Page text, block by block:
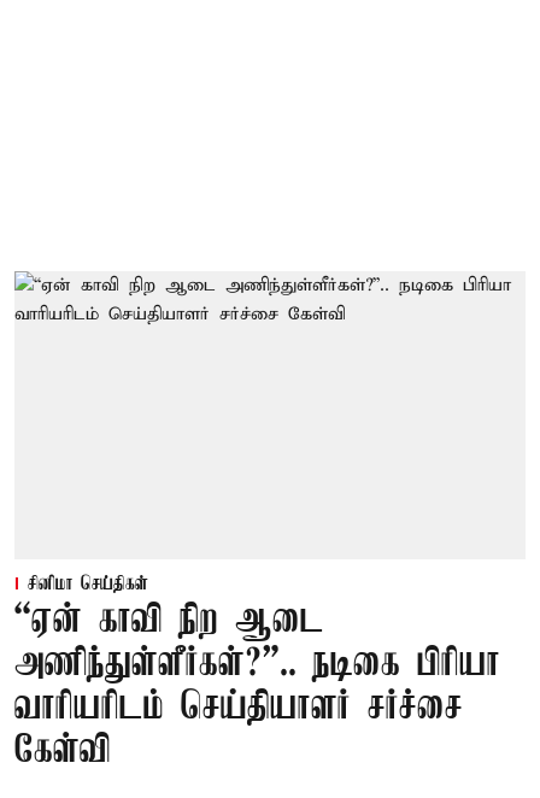
சினிமா செய்திகள்
“ஏன் காவி நிற ஆடை
அணிந்துள்ளீர்கள்?”.. நடிகை பிரியா
வாரியரிடம் செய்தியாளர் சர்ச்சை
கேள்வி